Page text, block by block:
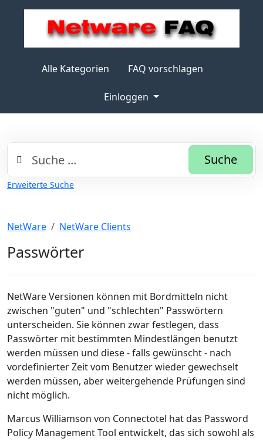
Alle Kategorien FAQ vorschlagen
Einloggen
Suche
Erweiterte Suche
NetWare NetWare Clients
Passwörter
NetWare Versionen können mit Bordmitteln nicht
zwischen "guten" und "schlechten" Passwörtern
unterscheiden. Sie können zwar festlegen, dass
Passwörter mit bestimmten Mindestlängen benutzt
werden müssen und diese - falls gewünscht - nach
vordefinierter Zeit vom Benutzer wieder gewechselt
werden müssen, aber weitergehende Prüfungen sind
nicht möglich.
Marcus Williamson von Connectotel hat das Password
Policy Management Tool entwickelt, das sich sowohl als